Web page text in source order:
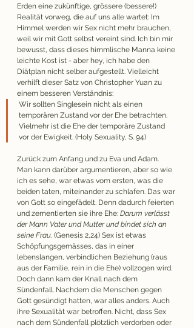
Erden eine zukünftige, grössere (bessere!)
Realität vorweg, die auf uns alle wartet: Im
Himmel werden wir Sex nicht mehr brauchen,
weil wir mit Gott selbst vereint sind. Ich bin mir
bewusst, dass dieses himmlische Manna keine
leichte Kost ist - aber hey, ich habe den
Diätplan nicht selber aufgestellt. Vielleicht
verhilft dieser Satz von Christopher Yuan zu
einem besseren Verständnis:
Wir sollten Singlesein nicht als einen
temporären Zustand vor der Ehe betrachten.
Vielmehr ist die Ehe der temporäre Zustand
vor der Ewigkeit. (Holy Sexuality, S. 94)
Zurück zum Anfang und zu Eva und Adam.
Man kann darüber argumentieren, aber so wie
ich es sehe, war etwas vom ersten, was die
beiden taten, miteinander zu schlafen. Das war
von Gott so eingefädelt. Denn dadurch feierten
und zementierten sie ihre Ehe: Darum verlässt
der Mann Vater und Mutter und bindet sich an
seine Frau . (Genesis 2,24) Sex ist etwas
Schöpfungsgemässes, das in einer
lebenslangen, verbindlichen Beziehung (raus
aus der Familie, rein in die Ehe) vollzogen wird.
Doch dann kam der Knall nach dem
Sündenfall. Nachdem die Menschen gegen
Gott gesündigt hatten, war alles anders. Auch
ihre Sexualität war betroffen. Nicht, dass Sex
nach dem Sündenfall plötzlich verdorben oder